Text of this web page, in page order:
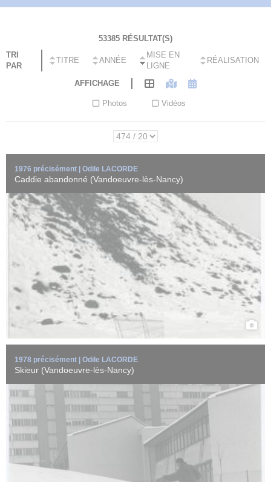
53385 RÉSULTAT(S)
TRI
PAR
TITRE ANNÉE
MISE EN
LIGNE
RÉALISATION
AFFICHAGE
Photos Vidéos
1976 précisément | Odile LACORDE
Caddie abandonné (Vandoeuvre-lès-Nancy)
Caddie au pied d'un monticule dans le futur parc Richard Pouille
sous la neige, ...
EN SAVOIR +
1978 précisément | Odile LACORDE
Skieur (Vandoeuvre-lès-Nancy)
Skieur à proximité du groupe scolaire Europe-Nations et
d'immeubles dans le parc Richard ...
EN SAVOIR +
Immeubles à proximité du parc Richard Pouille (square d'Oslo)
sous la neige ...